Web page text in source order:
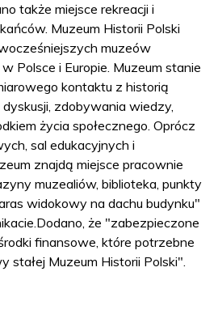
także miejsce rekreacji i
Muzeum Historii Polski
muzeów
Polsce i Europie. Muzeum stanie
kontaktu z historią
dyskusji, zdobywania wiedzy,
życia społecznego. Oprócz
sal edukacyjnych i
znajdą miejsce pracownie
muzealiów, biblioteka, punkty
widokowy na dachu budynku"
że "zabezpieczone
finansowe, które potrzebne
stałej Muzeum Historii Polski".